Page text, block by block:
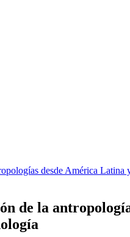
desde América
de la